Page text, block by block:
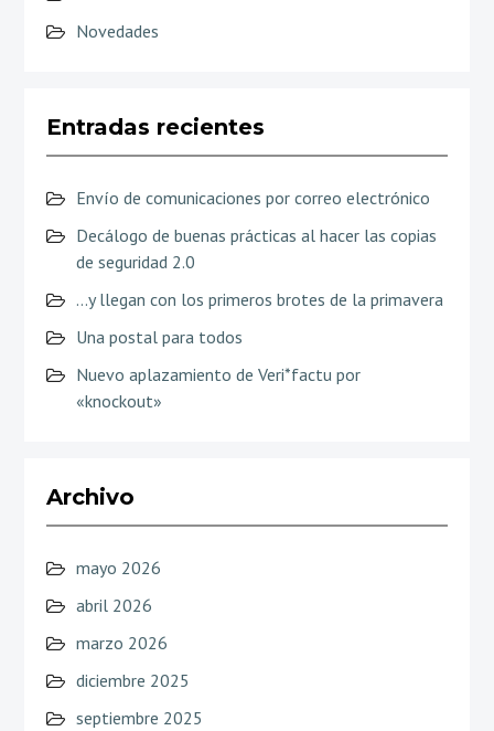
Novedades
Entradas recientes
Envío de comunicaciones por correo electrónico
Decálogo de buenas prácticas al hacer las copias
de seguridad 2.0
…y llegan con los primeros brotes de la primavera
Una postal para todos
Nuevo aplazamiento de Veri*factu por
«knockout»
Archivo
mayo 2026
abril 2026
marzo 2026
diciembre 2025
septiembre 2025